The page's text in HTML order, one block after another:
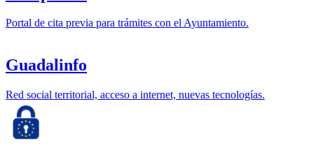
Portal de cita previa para trámites con el Ayuntamiento.
Guadalinfo
Red social territorial, acceso a internet, nuevas tecnologías.